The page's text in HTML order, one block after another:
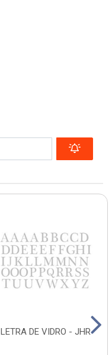
LETRA DE VIDRO - JHR